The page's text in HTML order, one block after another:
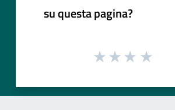
su questa pagina?